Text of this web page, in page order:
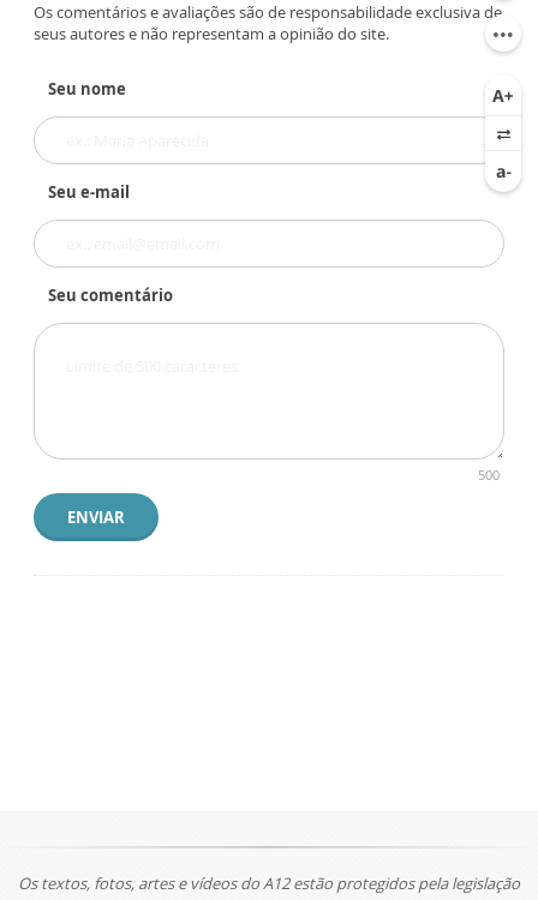
Os comentários e avaliações são de responsabilidade exclusiva de
seus autores e não representam a opinião do site.
Seu nome
Seu e-mail
Seu comentário
500
ENVIAR
Os textos, fotos, artes e vídeos do A12 estão protegidos pela legislação